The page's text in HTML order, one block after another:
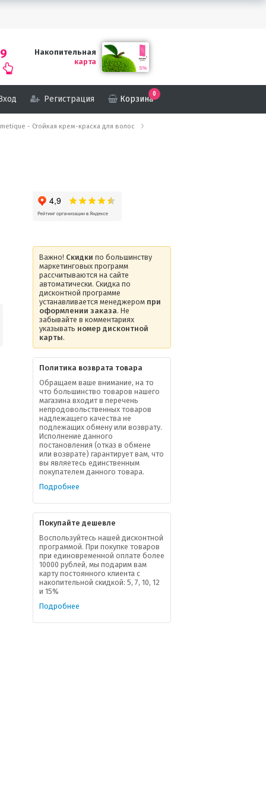
Накопительная
карта
Регистрация Корзина
0
- Стойкая крем-краска для волос
Важно! Скидки по большинству
маркетинговых программ
рассчитываются на сайте
автоматически. Скидка по
дисконтной программе
устанавливается менеджером при
оформлении заказа. Не
забывайте в комментариях
указывать номер дисконтной
карты.
Политика возврата товара
Обращаем ваше внимание, на то
что большинство товаров нашего
магазина входит в перечень
непродовольственных товаров
надлежащего качества не
подлежащих обмену или возврату.
Исполнение данного
постановления (отказ в обмене
или возврате) гарантирует вам, что
вы являетесь единственным
покупателем данного товара.
Подробнее
Покупайте дешевле
Воспользуйтесь нашей дисконтной
программой. При покупке товаров
при единовременной оплате более
10000 рублей, мы подарим вам
карту постоянного клиента с
накопительной скидкой: 5, 7, 10, 12
и 15%
Подробнее